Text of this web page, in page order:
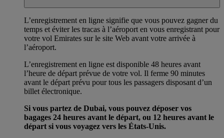
L’enregistrement en ligne signifie que vous pouvez gagner du
temps et éviter les tracas à l’aéroport en vous enregistrant pour
votre vol Emirates sur le site Web avant votre arrivée à
l’aéroport.
L’enregistrement en ligne est disponible 48 heures avant
l’heure de départ prévue de votre vol. Il ferme 90 minutes
avant le départ prévu pour tous les passagers disposant d’un
billet électronique.
Si vous partez de Dubai, vous pouvez déposer vos
bagages 24 heures avant le départ, ou 12 heures avant le
départ si vous voyagez vers les États-Unis.